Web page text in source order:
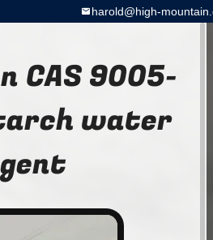
harold@high-
CAS 9005-
water